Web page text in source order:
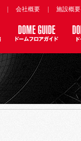
施設概要
会社概要